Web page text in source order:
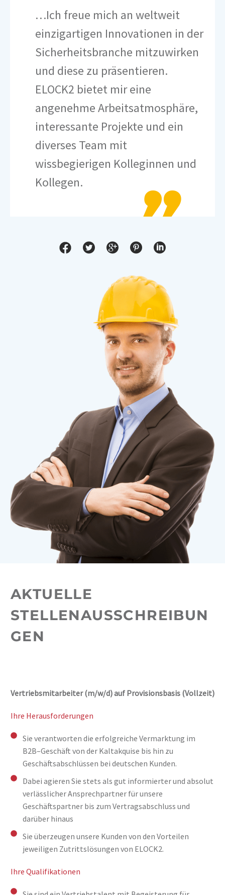
…Ich freue mich an weltweit
einzigartigen Innovationen in der
Sicherheitsbranche mitzuwirken
und diese zu präsentieren.
ELOCK2 bietet mir eine
angenehme Arbeitsatmosphäre,
interessante Projekte und ein
diverses Team mit
wissbegierigen Kolleginnen und
Kollegen.
AKTUELLE
STELLENAUSSCHREIBUN
GEN
Vertriebsmitarbeiter (m/w/d) auf Provisionsbasis (Vollzeit)
Ihre Herausforderungen
Sie verantworten die erfolgreiche Vermarktung im
B2B–Geschäft von der Kaltakquise bis hin zu
Geschäftsabschlüssen bei deutschen Kunden.
Dabei agieren Sie stets als gut informierter und absolut
verlässlicher Ansprechpartner für unsere
Geschäftspartner bis zum Vertragsabschluss und
darüber hinaus
Sie überzeugen unsere Kunden von den Vorteilen
jeweiligen Zutrittslösungen von ELOCK2.
Ihre Qualifikationen